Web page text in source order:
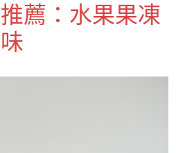
薦：水果果凍